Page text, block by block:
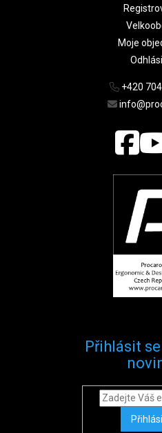
Moje
+420
Přihlásit